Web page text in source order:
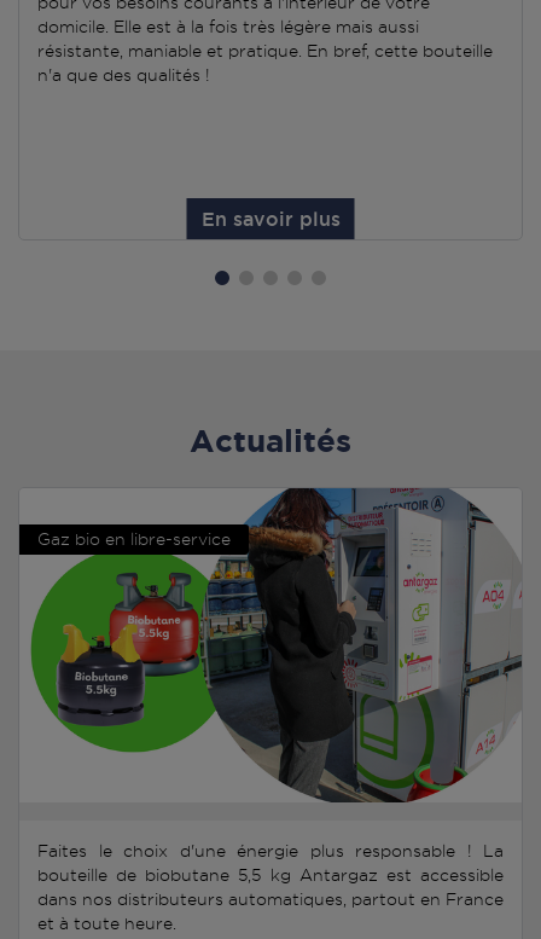
domicile. Elle est à la fois très légère mais aussi
résistante, maniable et pratique. En bref, cette bouteille
n'a que des qualités !
En savoir plus
Actualités
Gaz bio en libre-service
Faites le choix d'une énergie plus responsable ! La
bouteille de biobutane 5,5 kg Antargaz est accessible
dans nos distributeurs automatiques, partout en France
et à toute heure.